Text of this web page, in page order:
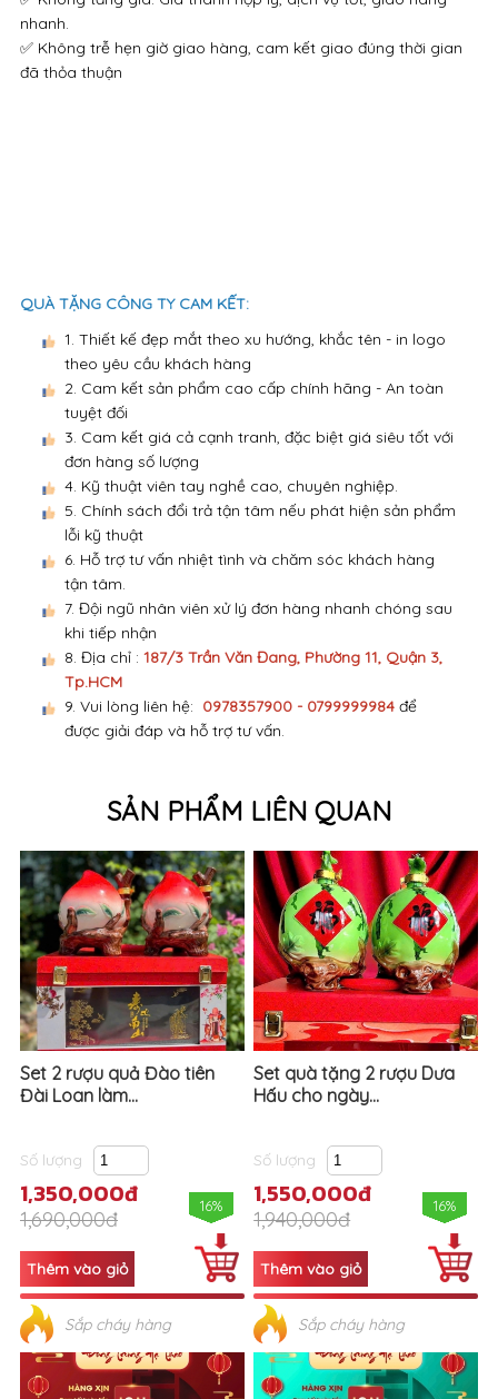
nhanh.
✅ Không trễ hẹn giờ giao hàng, cam kết giao đúng thời gian
đã thỏa thuận
QUÀ TẶNG CÔNG TY CAM KẾT:
1. Thiết kế đẹp mắt theo xu hướng, khắc tên - in logo
theo yêu cầu khách hàng
2. Cam kết sản phẩm cao cấp chính hãng - An toàn
tuyệt đối
3. Cam kết giá cả cạnh tranh, đặc biệt giá siêu tốt với
đơn hàng số lượng
4. Kỹ thuật viên tay nghề cao, chuyên nghiệp.
5. Chính sách đổi trả tận tâm nếu phát hiện sản phẩm
lỗi kỹ thuật
6. Hỗ trợ tư vấn nhiệt tình và chăm sóc khách hàng
tận tâm.
7. Đội ngũ nhân viên xử lý đơn hàng nhanh chóng sau
khi tiếp nhận
8. Địa chỉ : 187/3 Trần Văn Đang, Phường 11, Quận 3,
Tp.HCM
9. Vui lòng liên hệ: 0978357900 - 0799999984 để
được giải đáp và hỗ trợ tư vấn.
SẢN PHẨM LIÊN QUAN
Set 2 rượu quả Đào tiên
Đài Loan làm...
Số lượng
1,350,000đ
1,690,000đ
16%
Sắp cháy hàng
Set quà tặng 2 rượu Dưa
Hấu cho ngày...
Số lượng
1,550,000đ
1,940,000đ
16%
Sắp cháy hàng